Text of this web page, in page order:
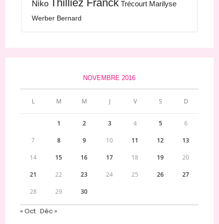
Niko Thilliez Franck Trécourt Marilyse
Werber Bernard
NOVEMBRE 2016
L M M J V S D
1 2 3 4 5 6
7 8 9 10 11 12 13
14 15 16 17 18 19 20
21 22 23 24 25 26 27
28 29 30
« Oct Déc »